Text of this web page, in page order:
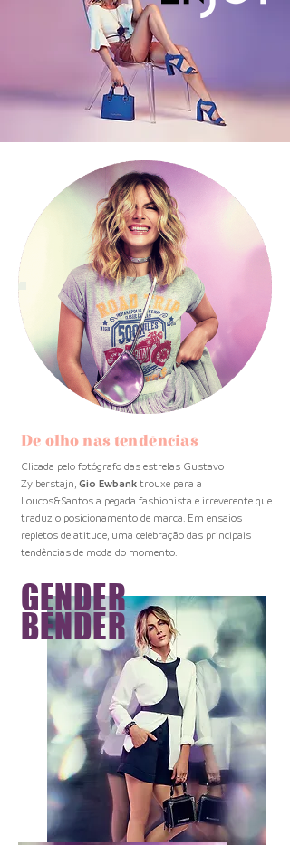
De olho nas tendências
Clicada pelo fotógrafo das estrelas Gustavo
Zylberstajn, Gio Ewbank trouxe para a
Loucos&Santos a pegada fashionista e irreverente que
traduz o posicionamento de marca. Em ensaios
repletos de atitude, uma celebração das principais
tendências de moda do momento.
GENDER
BENDER